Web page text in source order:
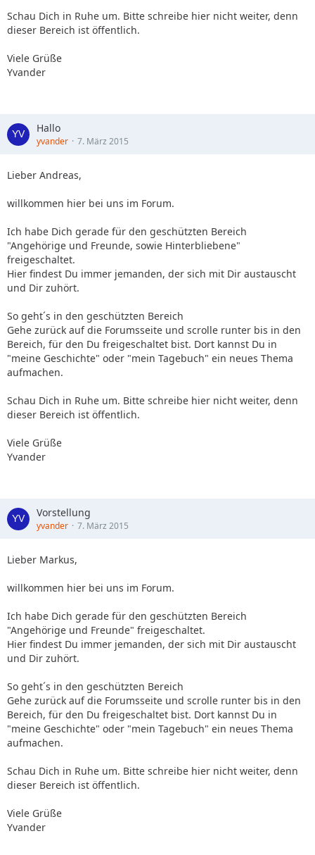
Schau Dich in Ruhe um. Bitte schreibe hier nicht weiter, denn
dieser Bereich ist öffentlich.
Viele Grüße
Yvander
Hallo
yvander 7. März 2015
Lieber Andreas,
willkommen hier bei uns im Forum.
Ich habe Dich gerade für den geschützten Bereich
"Angehörige und Freunde, sowie Hinterbliebene"
freigeschaltet.
Hier findest Du immer jemanden, der sich mit Dir austauscht
und Dir zuhört.
So geht´s in den geschützten Bereich
Gehe zurück auf die Forumsseite und scrolle runter bis in den
Bereich, für den Du freigeschaltet bist. Dort kannst Du in
"meine Geschichte" oder "mein Tagebuch" ein neues Thema
aufmachen.
Schau Dich in Ruhe um. Bitte schreibe hier nicht weiter, denn
dieser Bereich ist öffentlich.
Viele Grüße
Yvander
Vorstellung
yvander 7. März 2015
Lieber Markus,
willkommen hier bei uns im Forum.
Ich habe Dich gerade für den geschützten Bereich
"Angehörige und Freunde" freigeschaltet.
Hier findest Du immer jemanden, der sich mit Dir austauscht
und Dir zuhört.
So geht´s in den geschützten Bereich
Gehe zurück auf die Forumsseite und scrolle runter bis in den
Bereich, für den Du freigeschaltet bist. Dort kannst Du in
"meine Geschichte" oder "mein Tagebuch" ein neues Thema
aufmachen.
Schau Dich in Ruhe um. Bitte schreibe hier nicht weiter, denn
dieser Bereich ist öffentlich.
Viele Grüße
Yvander